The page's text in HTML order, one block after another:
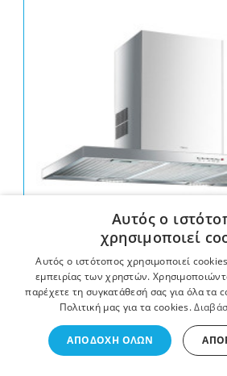
319,00 €
515,00 €
Αυτός ο
χρησιμοποιεί
Αυτός ο ιστότοπος χρησιμοποιεί
εμπειρίας των χρηστών.
παρέχετε τη συγκατάθεσή σας για όλα τα
Πολιτική μας για τα cookies.
ΑΠΟΔΟΧΉ ΌΛΩΝ